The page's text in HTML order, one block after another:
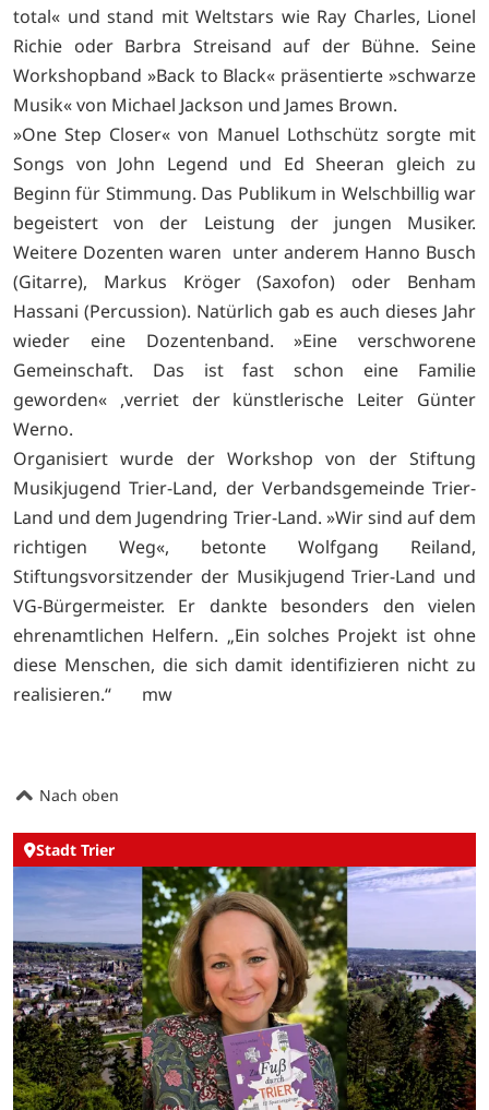
total« und stand mit Weltstars wie Ray Charles, Lionel
Richie oder Barbra Streisand auf der Bühne. Seine
Workshopband »Back to Black« präsentierte »schwarze
Musik« von Michael Jackson und James Brown.
»One Step Closer« von Manuel Lothschütz sorgte mit
Songs von John Legend und Ed Sheeran gleich zu
Beginn für Stimmung. Das Publikum in Welschbillig war
begeistert von der Leistung der jungen Musiker.
Weitere Dozenten waren unter anderem Hanno Busch
(Gitarre), Markus Kröger (Saxofon) oder Benham
Hassani (Percussion). Natürlich gab es auch dieses Jahr
wieder eine Dozentenband. »Eine verschworene
Gemeinschaft. Das ist fast schon eine Familie
geworden« ,verriet der künstlerische Leiter Günter
Werno.
Organisiert wurde der Workshop von der Stiftung
Musikjugend Trier-Land, der Verbandsgemeinde Trier-
Land und dem Jugendring Trier-Land. »Wir sind auf dem
richtigen Weg«, betonte Wolfgang Reiland,
Stiftungsvorsitzender der Musikjugend Trier-Land und
VG-Bürgermeister. Er dankte besonders den vielen
ehrenamtlichen Helfern. „Ein solches Projekt ist ohne
diese Menschen, die sich damit identifizieren nicht zu
realisieren.“ mw
Nach oben
Stadt Trier